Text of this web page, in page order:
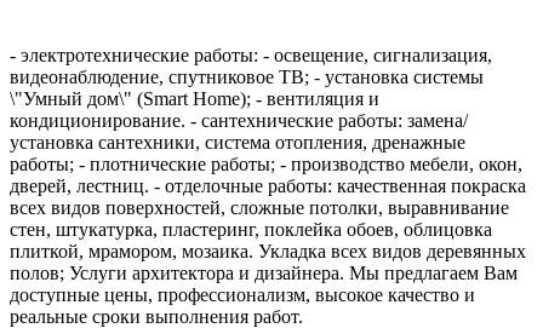
- электротехнические работы: - освещение, сигнализация,
видеонаблюдение, спутниковое ТВ; - установка системы
\"Умный дом\" (Smart Home); - вентиляция и
кондиционирование. - сантехнические работы: замена/
установка сантехники, система отопления, дренажные
работы; - плотнические работы; - производство мебели, окон,
дверей, лестниц. - отделочные работы: качественная покраска
всех видов поверхностей, сложные потолки, выравнивание
стен, штукатурка, пластеринг, поклейка обоев, облицовка
плиткой, мрамором, мозаика. Укладка всех видов деревянных
полов; Услуги архитектора и дизайнера. Мы предлагаем Вам
доступные цены, профессионализм, высокое качество и
реальные сроки выполнения работ.